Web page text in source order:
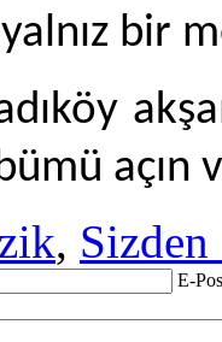
bir
açın
,
E-